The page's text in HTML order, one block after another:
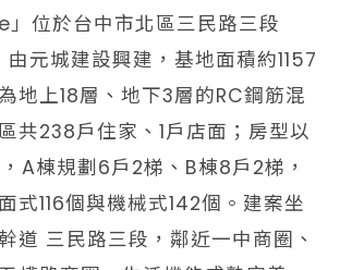
」位於台中市北區三民路三段
元城建設興建，基地面積約1157
地上18層、地下3層的RC鋼筋混
共238戶住家、1戶店面；房型以
A棟規劃6戶2梯、B棟8戶2梯，
式116個與機械式142個。建案坐
道 三民路三段，鄰近一中商圈、